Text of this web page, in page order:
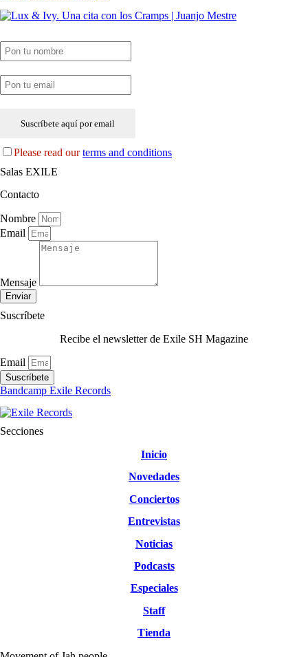
Please read ourterms and conditions
Salas EXILE
Contacto
Nombre
Email
Mensaje
Enviar
Suscríbete
Recibe el newsletter de Exile SH Magazine
Email
Suscríbete
Bandcamp Exile Records
Secciones
Inicio
Novedades
Conciertos
Entrevistas
Noticias
Podcasts
Especiales
Staff
Tienda